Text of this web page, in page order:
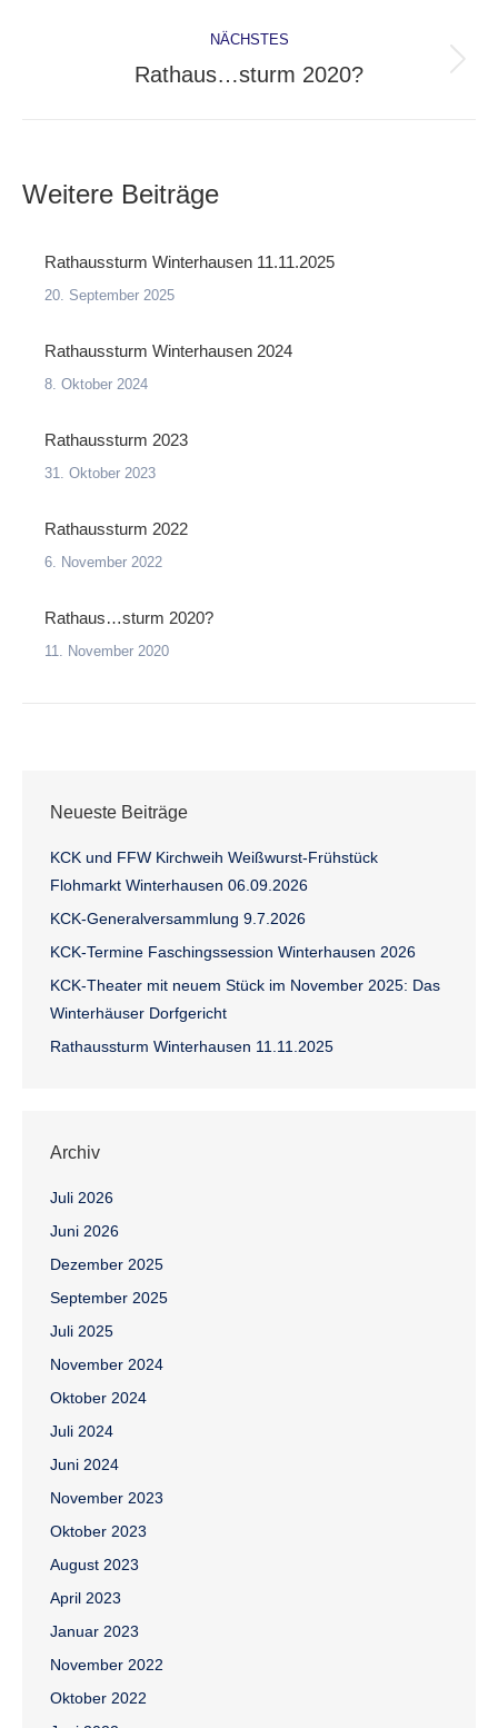
NÄCHSTES
Nächster
Rathaus…sturm 2020?
Weitere Beiträge
Rathaussturm Winterhausen 11.11.2025
20. September 2025
Rathaussturm Winterhausen 2024
8. Oktober 2024
Rathaussturm 2023
31. Oktober 2023
Rathaussturm 2022
6. November 2022
Rathaus…sturm 2020?
11. November 2020
Neueste Beiträge
KCK und FFW Kirchweih Weißwurst-Frühstück
Flohmarkt Winterhausen 06.09.2026
KCK-Generalversammlung 9.7.2026
KCK-Termine Faschingssession Winterhausen 2026
KCK-Theater mit neuem Stück im November 2025: Das
Winterhäuser Dorfgericht
Rathaussturm Winterhausen 11.11.2025
Archiv
Juli 2026
Juni 2026
Dezember 2025
September 2025
Juli 2025
November 2024
Oktober 2024
Juli 2024
Juni 2024
November 2023
Oktober 2023
August 2023
April 2023
Januar 2023
November 2022
Oktober 2022